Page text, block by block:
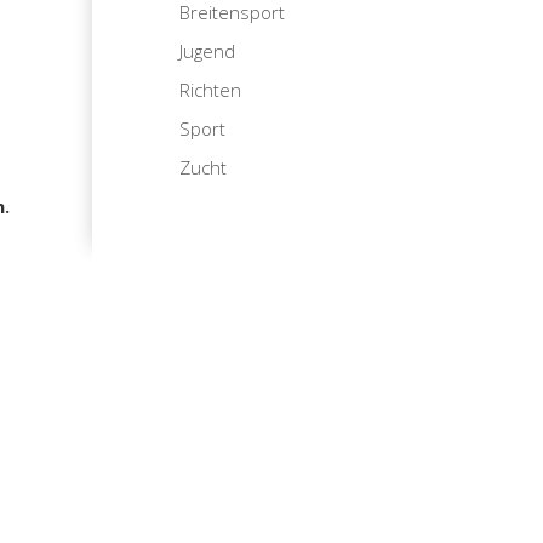
Breitensport
Jugend
Richten
Sport
Zucht